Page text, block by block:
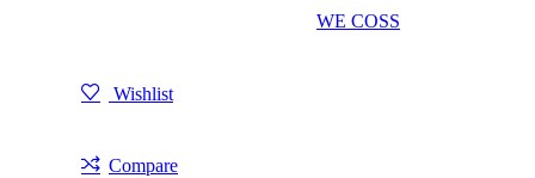
WE COSS
Wishlist
Compare